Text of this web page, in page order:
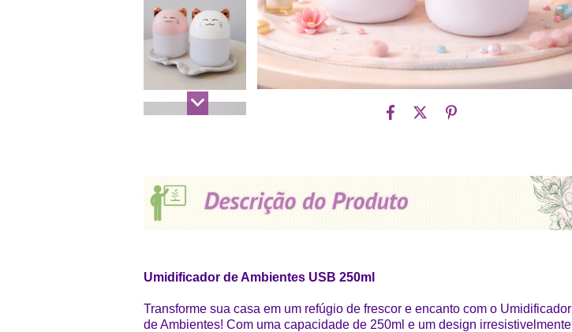
Umidificador de Ambientes USB 250ml
Transforme sua casa em um refúgio de frescor e encanto com o Umidificador
de Ambientes! Com uma capacidade de 250ml e um design irresistivelmente